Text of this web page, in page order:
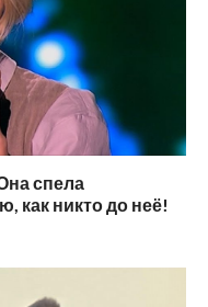
спела
как никто до неё!